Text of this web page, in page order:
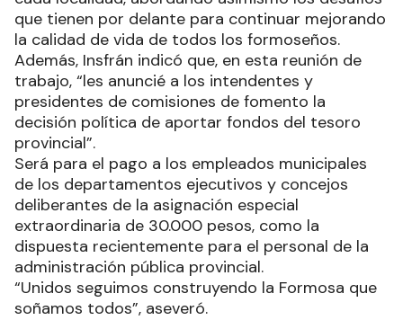
que tienen por delante para continuar mejorando
la calidad de vida de todos los formoseños.
Además, Insfrán indicó que, en esta reunión de
trabajo, “les anuncié a los intendentes y
presidentes de comisiones de fomento la
decisión política de aportar fondos del tesoro
provincial”.
Será para el pago a los empleados municipales
de los departamentos ejecutivos y concejos
deliberantes de la asignación especial
extraordinaria de 30.000 pesos, como la
dispuesta recientemente para el personal de la
administración pública provincial.
“Unidos seguimos construyendo la Formosa que
soñamos todos”, aseveró.